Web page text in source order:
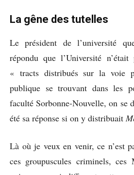
La gêne des tutelles
Le président de l’université
répondu que l’Université n’était
« tracts distribués sur la voie
publique se trouvant dans les
faculté Sorbonne-Nouvelle, on se
été sa réponse si on y distribuait
Là où je veux en venir, ce n’est
ces groupuscules criminels, ces